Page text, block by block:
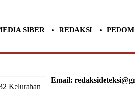
SIBER REDAKSI
Kelurahan
Email: